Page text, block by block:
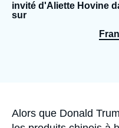
invité d'Aliette Hovine
sur
Accroche
Alors que Donald